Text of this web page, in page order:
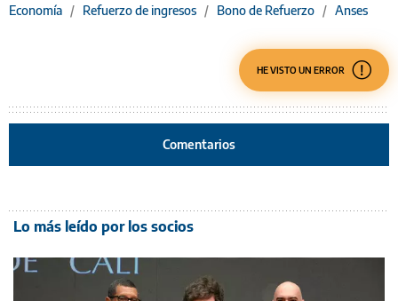
Economía / Refuerzo de ingresos / Bono de Refuerzo / Anses
HE VISTO UN ERROR
Comentarios
Lo más leído por los socios